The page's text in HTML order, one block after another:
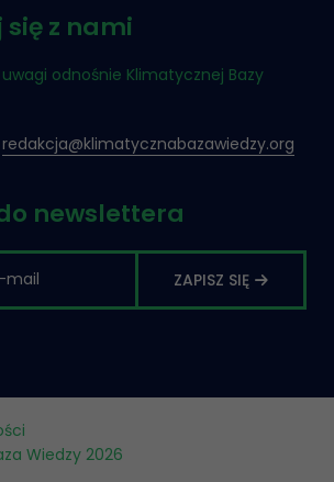
z nami
odnośnie Klimatycznej Bazy
redakcja@klimatycznabazawiedzy.org
newslettera
ZAPISZ SIĘ
Wiedzy 2026